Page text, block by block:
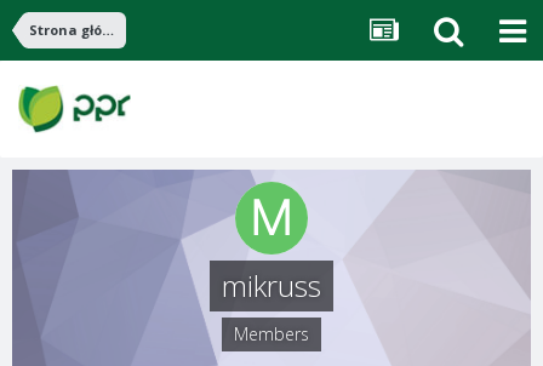
Strona główna
mikruss
Members